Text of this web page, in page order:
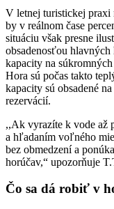
V letnej turistickej
by v reálnom čase
situáciu však presne
obsadenosťou hlavných
kapacity na
Hora sú počas takto
kapacity sú obsadené
rezervácií.
,,Ak vyrazíte k vode až
a hľadaním voľného
bez obmedzení a
horúčav,“ upozorňuje
Čo sa dá robiť v